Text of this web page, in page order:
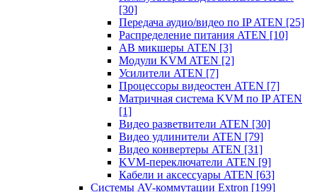
[30]
Передача аудио/видео по IP ATEN [25]
Распределение питания ATEN [10]
АВ микшеры ATEN [3]
Модули KVM ATEN [2]
Усилители ATEN [7]
Процессоры видеостен ATEN [7]
Матричная система KVM по IP ATEN
[1]
Видео разветвители ATEN [30]
Видео удлинители ATEN [79]
Видео конвертеры ATEN [31]
KVM-переключатели ATEN [9]
Кабели и аксессуары ATEN [63]
Системы AV-коммутации Extron [199]